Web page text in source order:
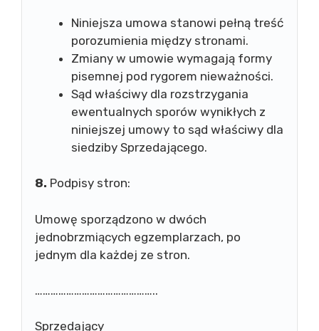
Niniejsza umowa stanowi pełną treść
porozumienia między stronami.
Zmiany w umowie wymagają formy
pisemnej pod rygorem nieważności.
Sąd właściwy dla rozstrzygania
ewentualnych sporów wynikłych z
niniejszej umowy to sąd właściwy dla
siedziby Sprzedającego.
8. Podpisy stron:
Umowę sporządzono w dwóch
jednobrzmiących egzemplarzach, po
jednym dla każdej ze stron.
………………………………………..
Sprzedający